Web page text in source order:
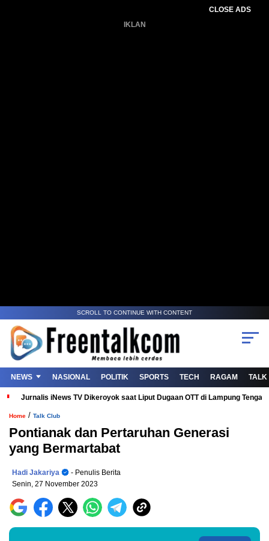
CLOSE ADS
IKLAN
SCROLL TO CONTINUE WITH CONTENT
NEWS NASIONAL POLITIK SPORTS TECH RAGAM TALK
Jurnalis iNews TV Dikeroyok saat Liput Dugaan OTT di Lampung
Home / Talk Club
Pontianak dan Pertaruhan Generasi
yang Bermartabat
Hadi Jakariya
- Penulis Berita
Senin, 27 November 2023